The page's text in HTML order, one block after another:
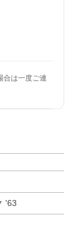
合は一度ご連
'63